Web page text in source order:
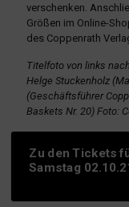
verschenken.
Größen im Online-
des Coppenrath
Titelfoto von links
Helge Stuckenholz
(Geschäftsführer
Baskets Nr. 20) Foto:
Zu den Tickets
Samstag